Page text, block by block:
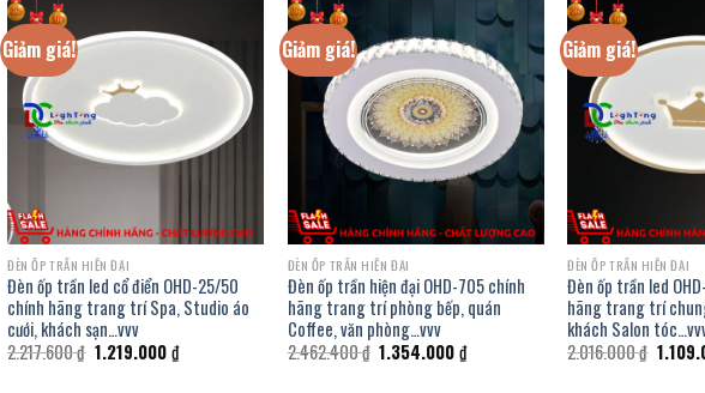
Giảm giá!
ĐÈN ỐP TRẦN HIỆN ĐẠI
Đèn ốp trần led cổ điển OHD-25/50
chính hãng trang trí Spa, Studio áo
cưới, khách sạn…vvv
2.217.600₫ Giá
gốc
1.219.000₫Giá
hiện
Giảm giá!
ĐÈN ỐP TRẦN HIỆN ĐẠI
Đèn ốp trần hiện đại OHD-705 chính
hãng trang trí phòng bếp, quán
Coffee, văn phòng…vvv
2.462.400₫ Giá
gốc
1.354.000₫Giá
Giảm giá!
ĐÈN ỐP TRẦN HIỆN ĐẠI
Đèn ốp trần led
hãng trang trí
khách Salon
2.016.000₫ Giá
gốc